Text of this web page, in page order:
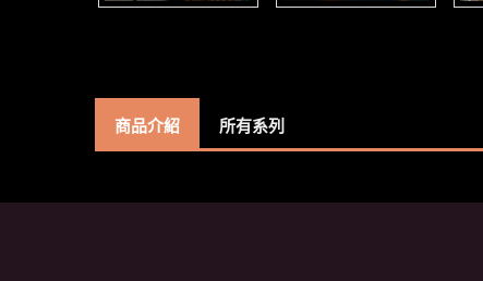
商品介紹 所有系列